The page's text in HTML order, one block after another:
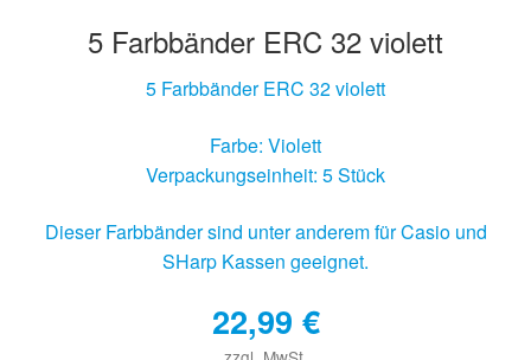
5 Farbbänder ERC 32 violett
5 Farbbänder ERC 32 violett
Farbe: Violett
Verpackungseinheit: 5 Stück
Dieser Farbbänder sind unter anderem für Casio und
SHarp Kassen geeignet.
22,99 €